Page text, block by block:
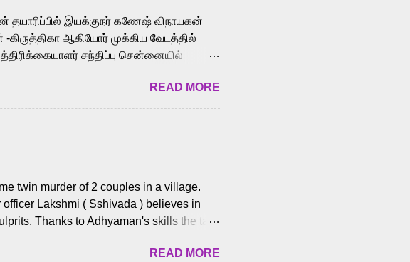
தயாரிப்பில் இயக்குநர் கணேஷ் விநாயகன்
ஆகியோர் முக்கிய வேடத்தில்
சந்திப்பு சென்னையில்
கணேஷ் , ஜான் விஜய், பேபி கிருத்திகா,
எம். சுகுமார் ஒளிப்பதிவு
லால்குடி
படத் தொகுப்பு பணிகளை
தயாராகி இருக்கும் இந்தத் திரைப்படத்தை 90
வழங...
READ MORE
twin murder of 2 couples in a village.
Lakshmi ( Sshivada ) believes in
Thanks to Adhyaman's skills the task
case to events dating back to 1995.
READ MORE